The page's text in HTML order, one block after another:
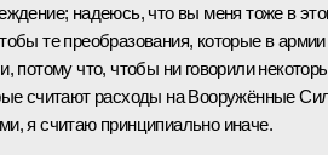
надеюсь, что вы меня тоже в
те преобразования, которые в армии
потому что, чтобы ни говорили
считают расходы на Вооружённые
я считаю принципиально иначе.